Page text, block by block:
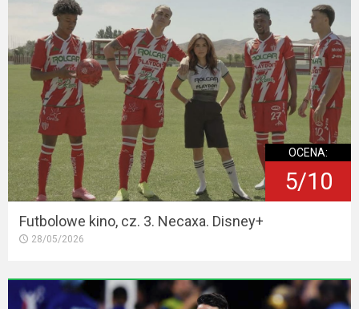
OCENA:
5/10
Futbolowe kino, cz. 3. Necaxa. Disney+
28/05/2026